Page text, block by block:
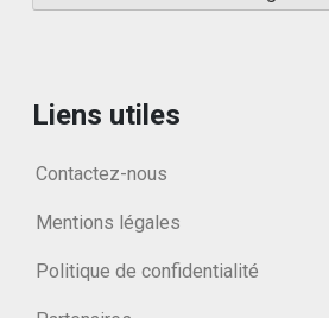
Liens utiles
Contactez-nous
Mentions légales
Politique de confidentialité